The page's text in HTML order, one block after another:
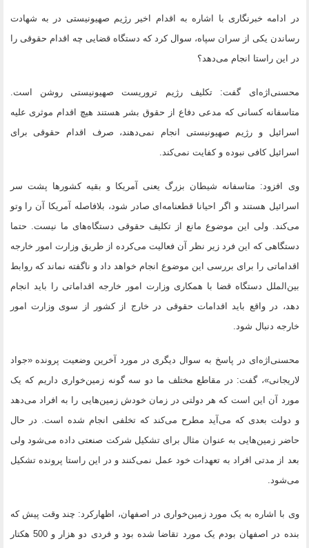
در ادامه خبرنگاری با اشاره به اقدام اخیر رژیم صهیونیستی در به شهادت
رساندن یکی از سران سپاه، سوال کرد که دستگاه قضایی چه اقدام حقوقی را
در این راستا انجام می‌دهد؟
محسنی‌اژه‌ای گفت: تکلیف رژیم تروریست صهیونیستی روشن است.
متاسفانه کسانی که مدعی دفاع از حقوق بشر هستند هیچ اقدام موثری علیه
اسرائیل و رژیم صهیونیستی انجام نمی‌دهند، صرف اقدام حقوقی برای
اسرائیل کافی نبوده و کفایت نمی‌کند.
وی افزود: متاسفانه شیطان بزرگ یعنی آمریکا و بقیه کشورها پشت سر
اسرائیل هستند و اگر احیانا قطعنامه‌ای صادر شود، بلافاصله آمریکا آن را وتو
می‌کند. ولی این موضوع مانع از تکلیف حقوقی دستگاه‌های ما نیست. حتما
دستگاهی که این فرد زیر نظر آن فعالیت می‌کرده از طریق وزارت امور خارجه
اقداماتی را برای بررسی این موضوع انجام خواهد داد و ناگفته نماند که روابط
بین‌الملل دستگاه قضا با همکاری وزارت امور خارجه اقداماتی را باید انجام
دهد، در واقع باید اقدامات حقوقی در خارج از کشور از سوی وزارت امور
خارجه دنبال شود.
محسنی‌اژه‌ای در پاسخ به سوال دیگری در مورد آخرین وضعیت پرونده «جواد
لاریجانی»، گفت: در مقاطع مختلف ما دو سه گونه زمین‌خواری داریم که یک
مورد آن این است که هر دولتی در زمان خودش زمین‌هایی را به افراد می‌دهد
و دولت بعدی که می‌آید مطرح می‌کند که تخلفی انجام شده است. در حال
حاضر زمین‌هایی به عنوان مثال برای تشکیل شرکت صنعتی داده می‌شود ولی
بعد از مدتی افراد به تعهدات خود عمل نمی‌کنند و در این راستا پرونده تشکیل
می‌شود.
وی با اشاره به یک مورد زمین‌خواری در اصفهان، اظهارکرد: چند وقت پیش که
بنده در اصفهان بودم یک مورد تقاضا شده بود و فردی دو هزار و 500 هکتار